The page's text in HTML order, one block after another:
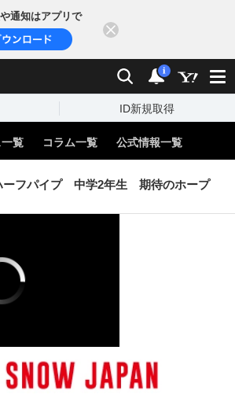
通知はアプリで
検索 通知
i
ID新規取得
覧 コラム一覧 公式情報一覧
ーフパイプ 中学2年生 期待のホープ